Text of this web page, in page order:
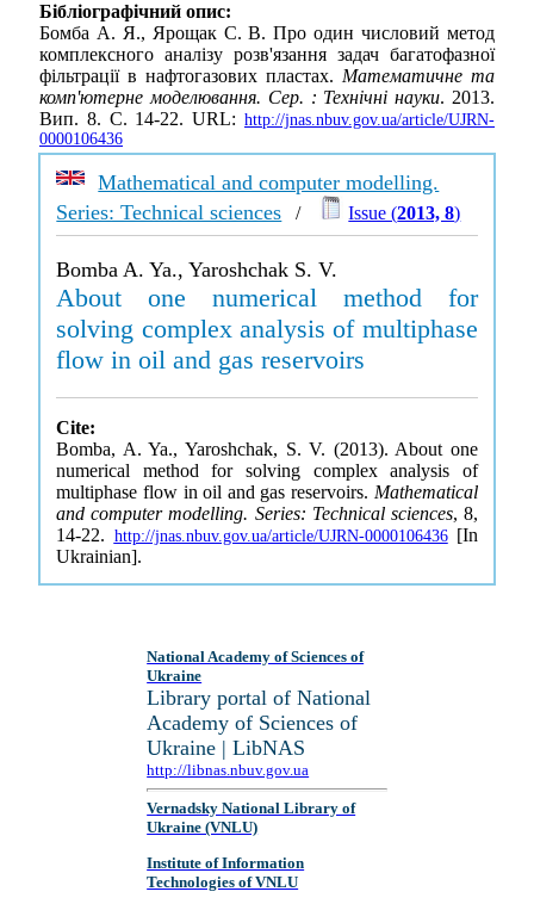
Бібліографічний опис:
Бомба А. Я., Ярощак С. В. Про один числовий метод
комплексного аналізу розв'язання задач багатофазної
фільтрації в нафтогазових пластах. Математичне та
комп'ютерне моделювання. Сер. : Технічні науки. 2013.
Вип. 8. С. 14-22. URL: http://jnas.nbuv.gov.ua/article/UJRN-
0000106436
Mathematical and computer modelling.
Series: Technical sciences / Issue (2013, 8)
Bomba A. Ya., Yaroshchak S. V.
About one numerical method for
solving complex analysis of multiphase
flow in oil and gas reservoirs
Cite:
Bomba, A. Ya., Yaroshchak, S. V. (2013). About one
numerical method for solving complex analysis of
multiphase flow in oil and gas reservoirs. Mathematical
and computer modelling. Series: Technical sciences, 8,
14-22. http://jnas.nbuv.gov.ua/article/UJRN-0000106436[In
Ukrainian].
National Academy of Sciences of
Ukraine
Library portal of National
Academy of Sciences of
Ukraine | LibNAS
http://libnas.nbuv.gov.ua
Vernadsky National Library of
Ukraine (VNLU)
Institute of Information
Technologies of VNLU